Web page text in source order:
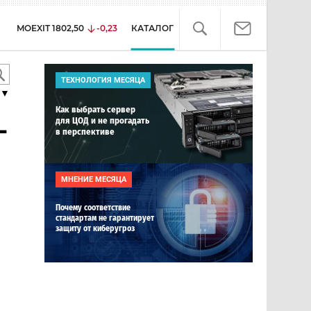
MOEXIT 1802,50 -0,23 КАТАЛОГ
ТЕХНОЛОГИЯ МЕСЯЦА
Как выбрать сервер
для ЦОД и не прогадать
в перспективе
МНЕНИЕ МЕСЯЦА
Почему соответствие
стандартам не гарантирует
защиту от киберугроз